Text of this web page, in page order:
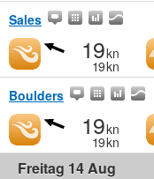
Sales
19kn
19kn
Boulders
19kn
19kn
Freitag 14 Aug